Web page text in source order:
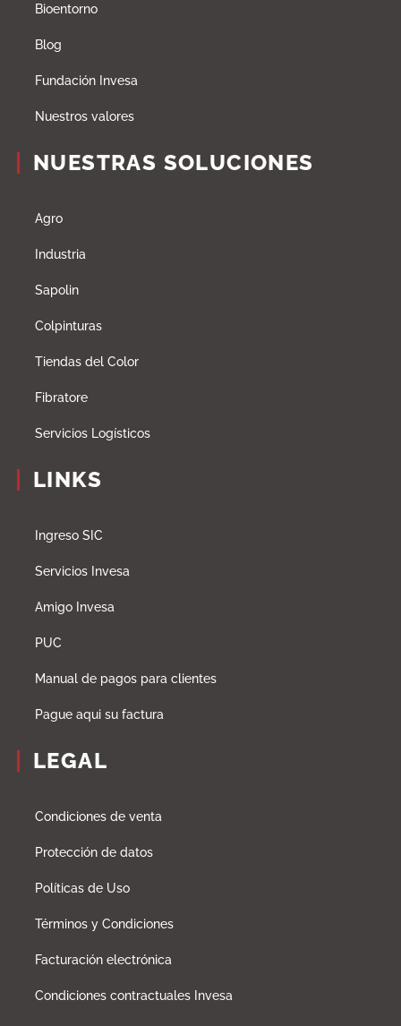
Bioentorno
Blog
Fundación Invesa
Nuestros valores
NUESTRAS SOLUCIONES
Agro
Industria
Sapolin
Colpinturas
Tiendas del Color
Fibratore
Servicios Logísticos
LINKS
Ingreso SIC
Servicios Invesa
Amigo Invesa
PUC
Manual de pagos para clientes
Pague aqui su factura
LEGAL
Condiciones de venta
Protección de datos
Políticas de Uso
Términos y Condiciones
Facturación electrónica
Condiciones contractuales Invesa